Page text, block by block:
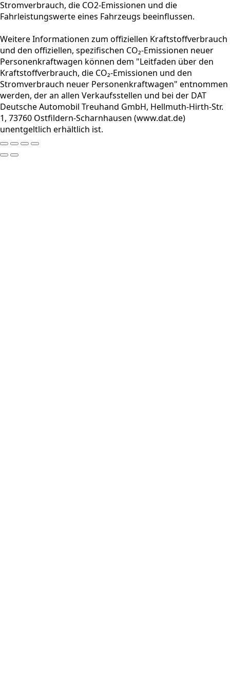
Stromverbrauch, die CO2-Emissionen und die
Fahrleistungswerte eines Fahrzeugs beeinflussen.
Weitere Informationen zum offiziellen Kraftstoffverbrauch
und den offiziellen, spezifischen CO₂-Emissionen neuer
Personenkraftwagen können dem "Leitfaden über den
Kraftstoffverbrauch, die CO₂-Emissionen und den
Stromverbrauch neuer Personenkraftwagen" entnommen
werden, der an allen Verkaufsstellen und bei der DAT
Deutsche Automobil Treuhand GmbH, Hellmuth-Hirth-Str.
1, 73760 Ostfildern-Scharnhausen (www.dat.de)
unentgeltlich erhältlich ist.